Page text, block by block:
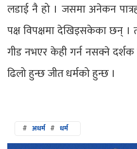
लडाई नै हो । जसमा अनेकन
पक्ष विपक्षमा देखिइसकेका छन् ।
गीड नभएर केही गर्न नसक्ने
ढिलो हुन्छ जीत धर्मको हुन्छ ।
# अधर्म # धर्म